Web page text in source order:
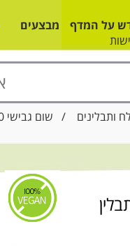
על המדף מבצעים
ותבלינים / שום גבישי 100 נווה התבלין